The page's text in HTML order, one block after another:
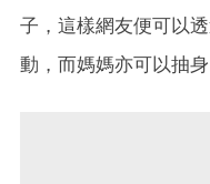
子，這樣網友便可以
動，而媽媽亦可以抽身